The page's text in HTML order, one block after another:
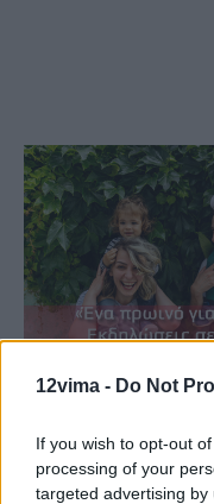
12vima - Do Not
If you wish to opt-out
processing of your
targeted advertising